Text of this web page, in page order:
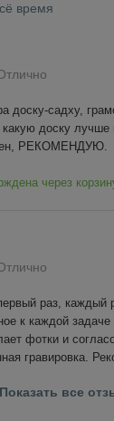
время
доску-садху,
доску лучше
РЕКОМЕНДУЮ.
через
раз, каждый
к каждой
фотки и
гравировка.
Показать все